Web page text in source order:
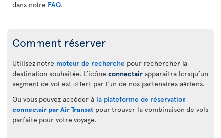
dans notre FAQ.
Comment réserver
Utilisez notre moteur de recherche pour rechercher la
destination souhaitée. L’icône connectair apparaîtra lorsqu’un
segment de vol est offert par l’un de nos partenaires aériens.
Ou vous pouvez accéder à la plateforme de réservation
connectair par Air Transat pour trouver la combinaison de vols
parfaite pour votre voyage.